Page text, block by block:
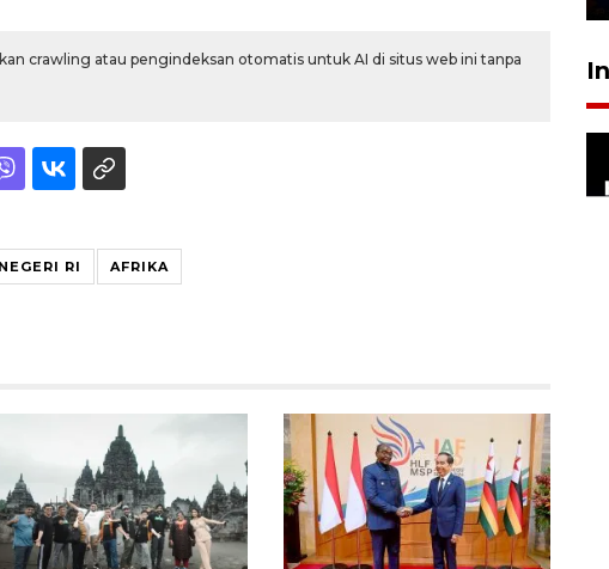
crawling atau pengindeksan otomatis untuk AI di situs web ini tanpa
RI AFRIKA